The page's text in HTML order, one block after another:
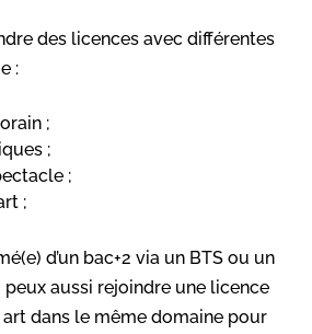
des licences avec différentes
:
;
;
;
;
d’un bac+2 via un BTS ou un
aussi rejoindre une licence
dans le même domaine pour